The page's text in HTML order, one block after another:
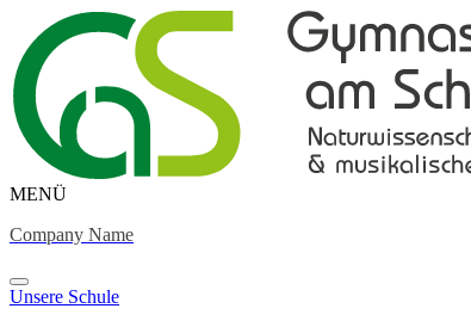
MENÜ
Company Name
Unsere Schule